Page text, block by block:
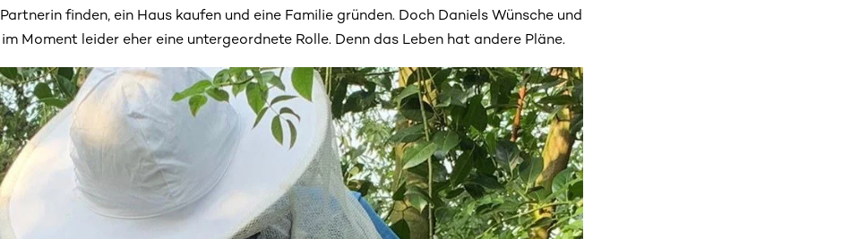
finden, ein Haus kaufen und eine Familie gründen. Doch Daniels Wünsche und
Moment leider eher eine untergeordnete Rolle. Denn das Leben hat andere Pläne.